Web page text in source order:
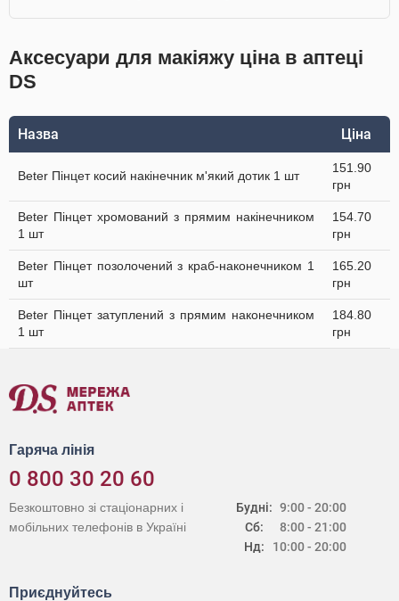
Аксесуари для макіяжу ціна в аптеці
DS
Назва Ціна
Beter Пінцет косий накінечник м'який дотик 1 шт
151.90
грн
Beter Пінцет хромований з прямим накінечником
1 шт
154.70
грн
Beter Пінцет позолочений з краб-наконечником 1
шт
165.20
грн
Beter Пінцет затуплений з прямим наконечником
1 шт
184.80
грн
Гаряча лінія
0 800 30 20 60
Будні:
Сб:
Нд:
9:00 - 20:00
8:00 - 21:00
10:00 - 20:00
Безкоштовно зі стаціонарних і
мобільних телефонів в Україні
Приєднуйтесь